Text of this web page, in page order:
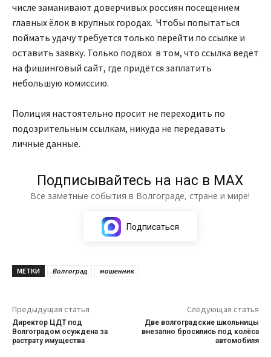
числе заманивают доверчивых россиян посещением
главных ёлок в крупных городах. Чтобы попытаться
поймать удачу требуется только перейти по ссылке и
оставить заявку. Только подвох в том, что ссылка ведёт
на фишинговый сайт, где придётся заплатить
небольшую комиссию.
Полиция настоятельно просит не переходить по
подозрительным ссылкам, никуда не передавать
личные данные.
Подписывайтесь на нас в МАХ
Все заметные события в Волгограде, стране и мире!
Подписаться
МЕТКИ Волгоград мошенник
Предыдущая статья
Директор ЦДТ под
Волгоградом осуждена за
растрату имущества
Следующая статья
Две волгоградские школьницы
внезапно бросились под колёса
автомобиля